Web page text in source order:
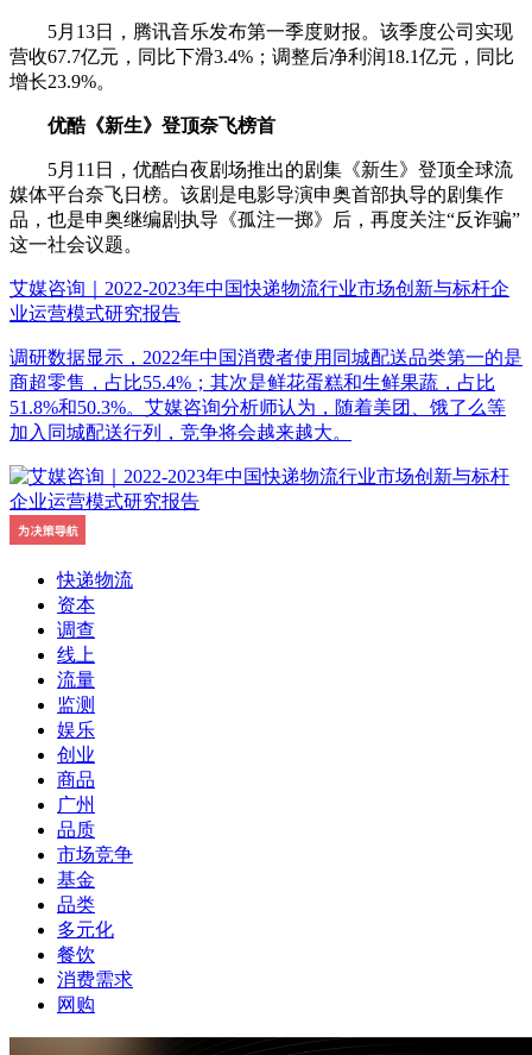
5月13日，腾讯音乐发布第一季度财报。该季度公司实现
营收67.7亿元，同比下滑3.4%；调整后净利润18.1亿元，同比
增长23.9%。
优酷《新生》登顶奈飞榜首
5月11日，优酷白夜剧场推出的剧集《新生》登顶全球流
媒体平台奈飞日榜。该剧是电影导演申奥首部执导的剧集作
品，也是申奥继编剧执导《孤注一掷》后，再度关注“反诈骗”
这一社会议题。
艾媒咨询｜2022-2023年中国快递物流行业市场创新与标杆企
业运营模式研究报告
调研数据显示，2022年中国消费者使用同城配送品类第一的是
商超零售，占比55.4%；其次是鲜花蛋糕和生鲜果蔬，占比
51.8%和50.3%。艾媒咨询分析师认为，随着美团、饿了么等
加入同城配送行列，竞争将会越来越大。
快递物流
资本
调查
线上
流量
监测
娱乐
创业
商品
广州
品质
市场竞争
基金
品类
多元化
餐饮
消费需求
网购